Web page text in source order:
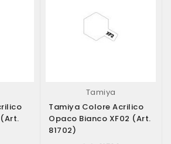
(art.
Tamiya
Tamiya Colore Acrilico
Opaco Bianco XF02 (art.
81702)